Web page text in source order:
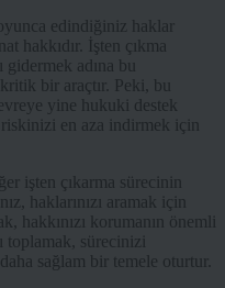
edindiğiniz haklar
hakkıdır. İşten çıkma
gidermek adına bu
bir araçtır. Peki, bu
yine hukuki destek
en aza indirmek için
işten çıkarma sürecinin
haklarınızı aramak için
hakkınızı korumanın önemli
sürecinizi
sağlam bir temele oturtur.